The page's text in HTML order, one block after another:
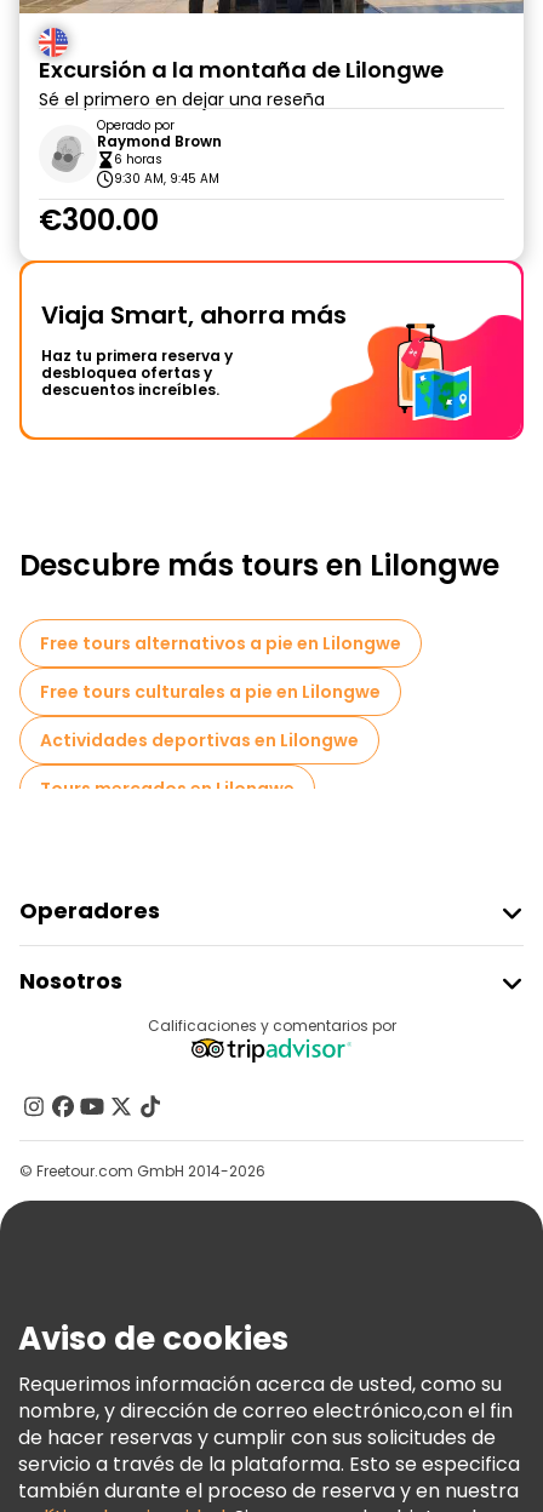
Excursión a la montaña de Lilongwe
Sé el primero en dejar una reseña
Operado por
Raymond Brown
6 horas
9:30 AM, 9:45 AM
€300.00
Viaja Smart, ahorra más
Haz tu primera reserva y
desbloquea ofertas y
descuentos increíbles.
Descubre más tours en Lilongwe
Free tours alternativos a pie en Lilongwe
Free tours culturales a pie en Lilongwe
Actividades deportivas en Lilongwe
Tours mercados en Lilongwe
Operadores
Acceder Como Proveedor
Programa De Afiliados
Nosotros
Contacto
Grupos
Ayuda
Términos E Información Legal
Política De Cookies
Freetour Premios
Programa De Fidelidad
Calificaciones y comentarios por
© Freetour.com GmbH 2014-2026
Aviso de cookies
Requerimos información acerca de usted, como su
nombre, y dirección de correo electrónico,con el fin
de hacer reservas y cumplir con sus solicitudes de
servicio a través de la plataforma. Esto se especifica
también durante el proceso de reserva y en nuestra